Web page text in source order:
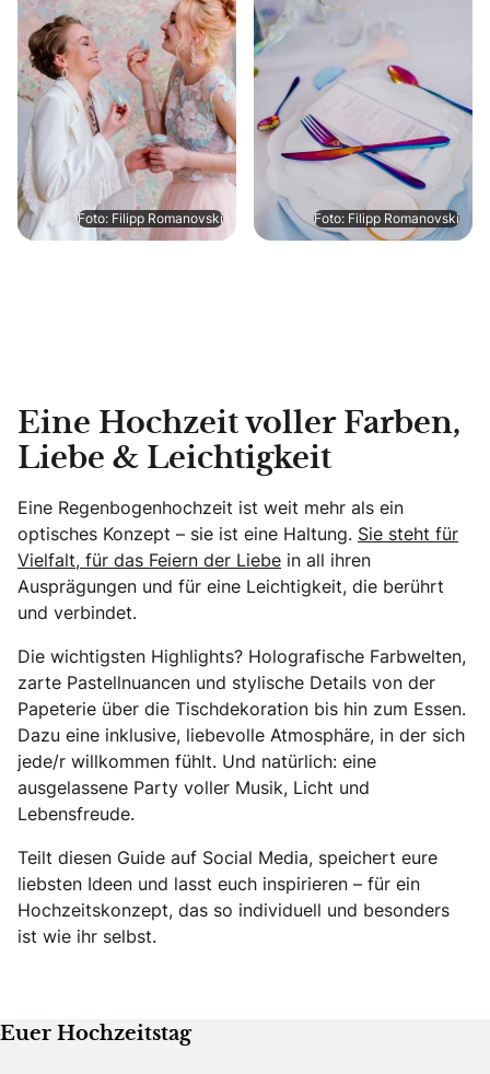
Foto: Filipp Romanovski Foto: Filipp Romanovski
Eine Hochzeit voller Farben,
Liebe & Leichtigkeit
Eine Regenbogenhochzeit ist weit mehr als ein
optisches Konzept – sie ist eine Haltung. Sie steht für
Vielfalt, für das Feiern der Liebe in all ihren
Ausprägungen und für eine Leichtigkeit, die berührt
und verbindet.
Die wichtigsten Highlights? Holografische Farbwelten,
zarte Pastellnuancen und stylische Details von der
Papeterie über die Tischdekoration bis hin zum Essen.
Dazu eine inklusive, liebevolle Atmosphäre, in der sich
jede/r willkommen fühlt. Und natürlich: eine
ausgelassene Party voller Musik, Licht und
Lebensfreude.
Teilt diesen Guide auf Social Media, speichert eure
liebsten Ideen und lasst euch inspirieren – für ein
Hochzeitskonzept, das so individuell und besonders
ist wie ihr selbst.
Euer Hochzeitstag